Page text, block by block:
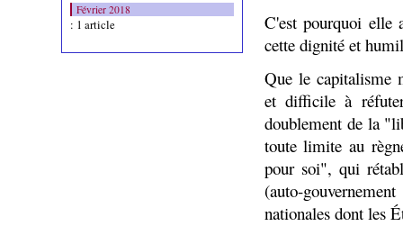
Février 2018
: 1 article
C'est pourquoi elle
cette dignité et
Que le capitalisme
et difficile à
doublement de la
toute limite au
pour soi", qui
(auto-
nationales dont les